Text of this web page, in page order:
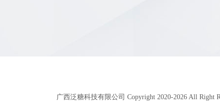
广西泛糖科技有限公司 Copyright 2020-2026 All Right